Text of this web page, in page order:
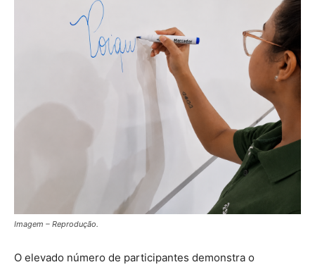
Imagem – Reprodução.
O elevado número de participantes demonstra o